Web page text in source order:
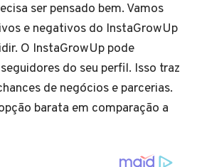
ser pensado bem. Vamos
e negativos do InstaGrowUp
O InstaGrowUp pode
do seu perfil. Isso traz
de negócios e parcerias.
barata em comparação a